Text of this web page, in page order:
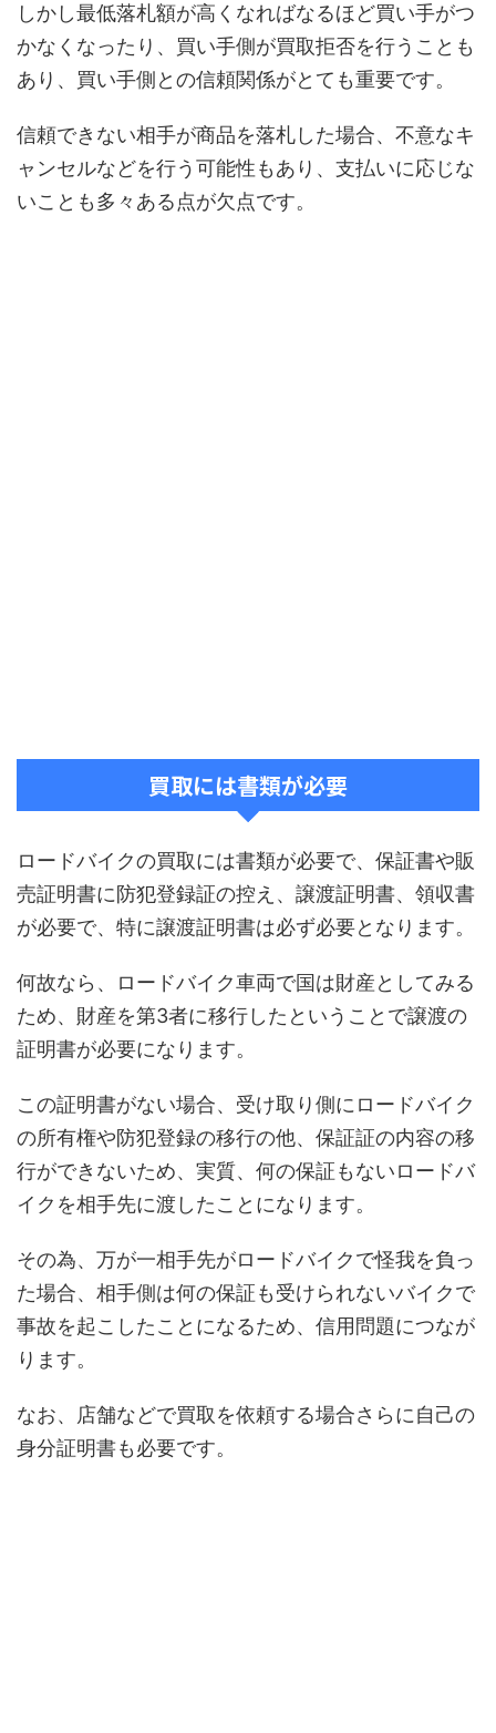
しかし最低落札額が高くなればなるほど買い手がつ
かなくなったり、買い手側が買取拒否を行うことも
あり、買い手側との信頼関係がとても重要です。
信頼できない相手が商品を落札した場合、不意なキ
ャンセルなどを行う可能性もあり、支払いに応じな
いことも多々ある点が欠点です。
買取には書類が必要
ロードバイクの買取には書類が必要で、保証書や販
売証明書に防犯登録証の控え、譲渡証明書、領収書
が必要で、特に譲渡証明書は必ず必要となります。
何故なら、ロードバイク車両で国は財産としてみる
ため、財産を第3者に移行したということで譲渡の
証明書が必要になります。
この証明書がない場合、受け取り側にロードバイク
の所有権や防犯登録の移行の他、保証証の内容の移
行ができないため、実質、何の保証もないロードバ
イクを相手先に渡したことになります。
その為、万が一相手先がロードバイクで怪我を負っ
た場合、相手側は何の保証も受けられないバイクで
事故を起こしたことになるため、信用問題につなが
ります。
なお、店舗などで買取を依頼する場合さらに自己の
身分証明書も必要です。